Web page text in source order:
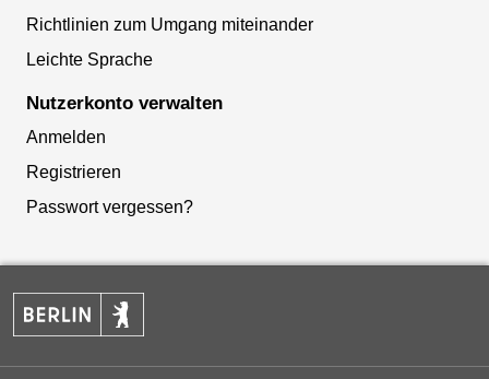
Richtlinien zum Umgang miteinander
Leichte Sprache
Nutzerkonto verwalten
Anmelden
Registrieren
Passwort vergessen?